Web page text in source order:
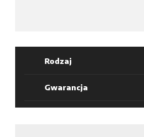
Rodzaj
Gwarancja